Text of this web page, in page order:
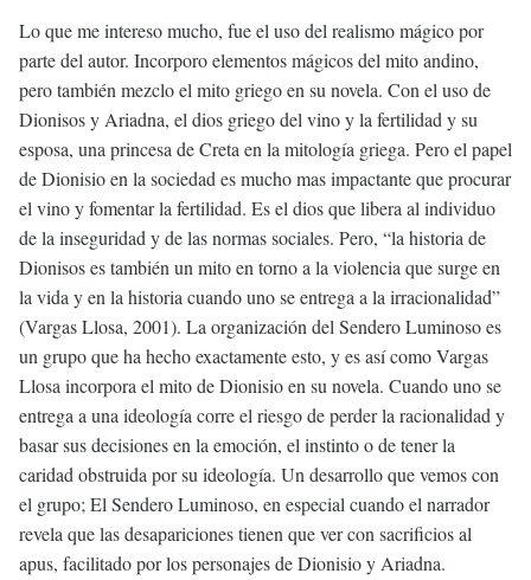
Lo que me intereso mucho, fue el uso del realismo mágico por
parte del autor. Incorporo elementos mágicos del mito andino,
pero también mezclo el mito griego en su novela. Con el uso de
Dionisos y Ariadna, el dios griego del vino y la fertilidad y su
esposa, una princesa de Creta en la mitología griega. Pero el papel
de Dionisio en la sociedad es mucho mas impactante que procurar
el vino y fomentar la fertilidad. Es el dios que libera al individuo
de la inseguridad y de las normas sociales. Pero, “la historia de
Dionisos es también un mito en torno a la violencia que surge en
la vida y en la historia cuando uno se entrega a la irracionalidad”
(Vargas Llosa, 2001). La organización del Sendero Luminoso es
un grupo que ha hecho exactamente esto, y es así como Vargas
Llosa incorpora el mito de Dionisio en su novela. Cuando uno se
entrega a una ideología corre el riesgo de perder la racionalidad y
basar sus decisiones en la emoción, el instinto o de tener la
caridad obstruida por su ideología. Un desarrollo que vemos con
el grupo; El Sendero Luminoso, en especial cuando el narrador
revela que las desapariciones tienen que ver con sacrificios al
apus, facilitado por los personajes de Dionisio y Ariadna.